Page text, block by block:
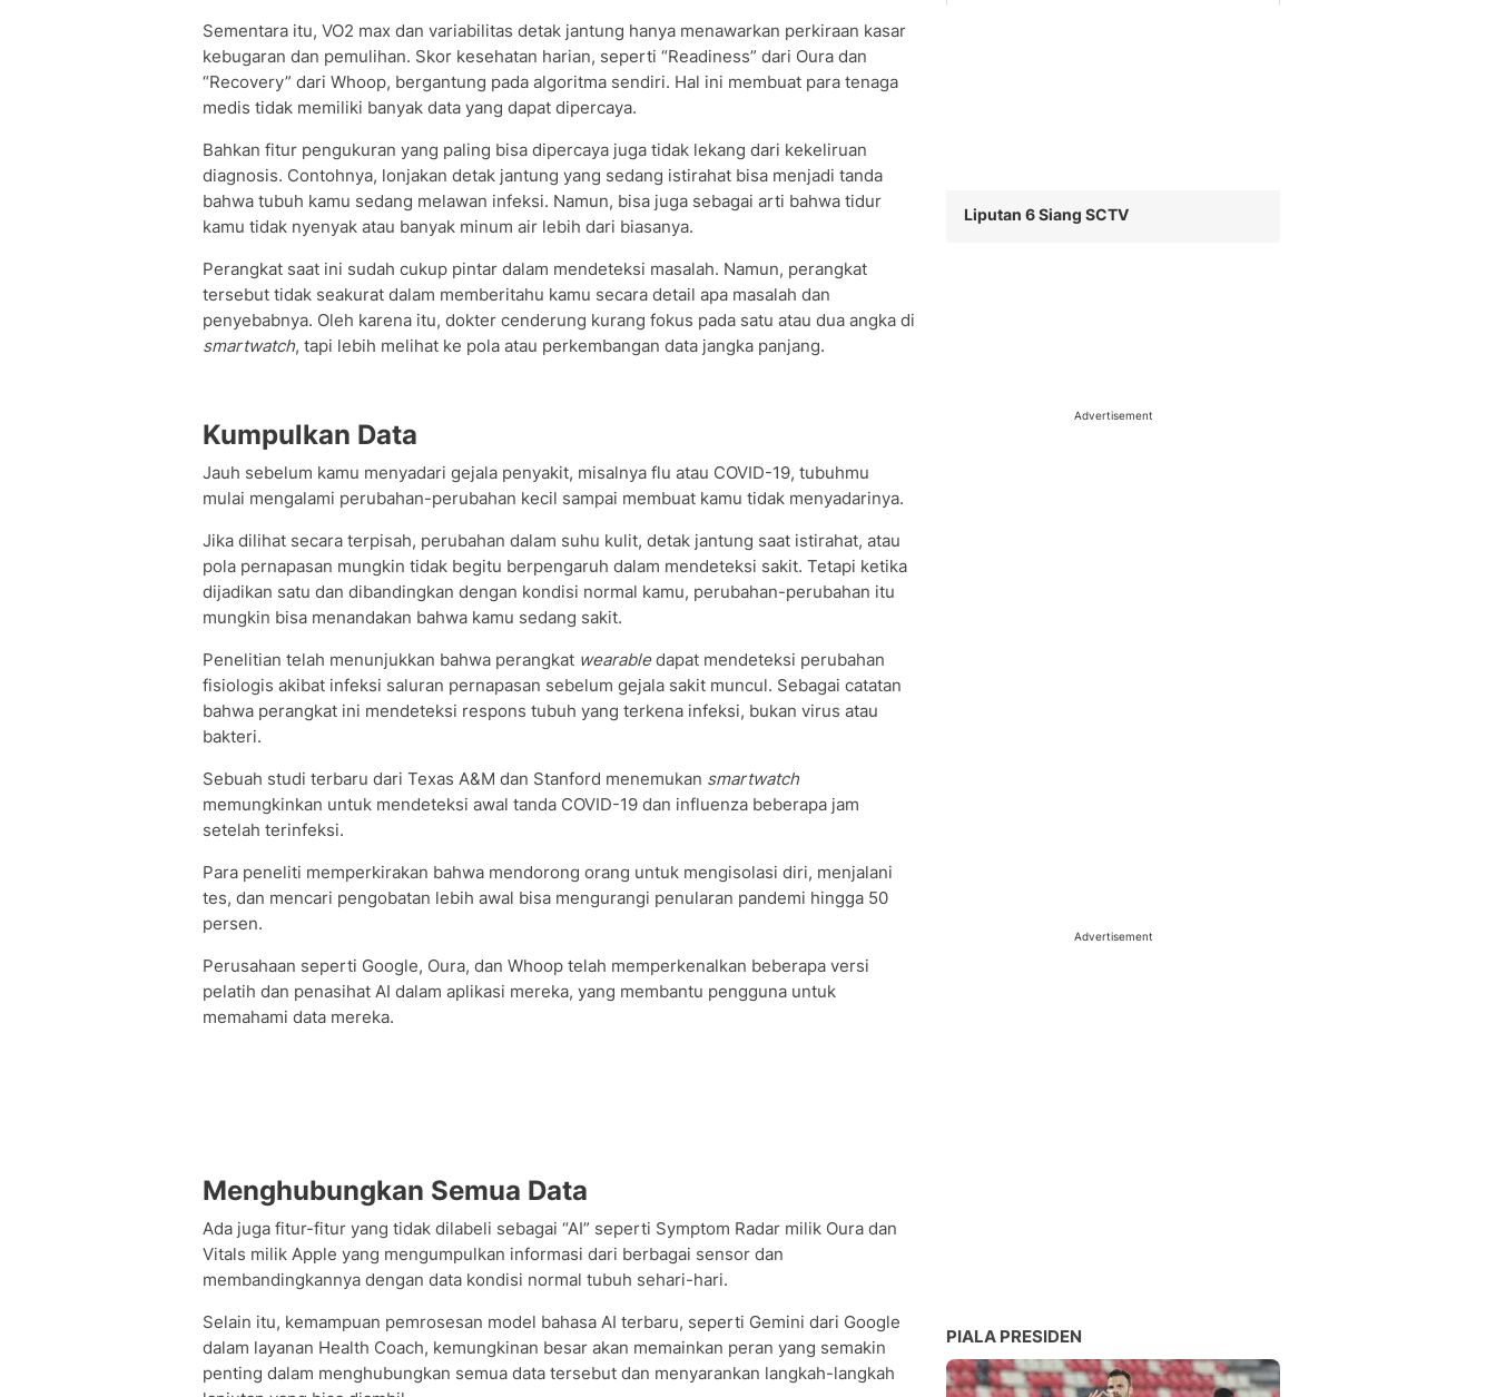
Sementara itu, VO2 max dan variabilitas detak jantung hanya menawarkan perkiraan kasar
kebugaran dan pemulihan. Skor kesehatan harian, seperti “Readiness” dari Oura dan
“Recovery” dari Whoop, bergantung pada algoritma sendiri. Hal ini membuat para tenaga
medis tidak memiliki banyak data yang dapat dipercaya.
Bahkan fitur pengukuran yang paling bisa dipercaya juga tidak lekang dari kekeliruan
diagnosis. Contohnya, lonjakan detak jantung yang sedang istirahat bisa menjadi tanda
bahwa tubuh kamu sedang melawan infeksi. Namun, bisa juga sebagai arti bahwa tidur
kamu tidak nyenyak atau banyak minum air lebih dari biasanya.
Perangkat saat ini sudah cukup pintar dalam mendeteksi masalah. Namun, perangkat
tersebut tidak seakurat dalam memberitahu kamu secara detail apa masalah dan
penyebabnya. Oleh karena itu, dokter cenderung kurang fokus pada satu atau dua angka di
smartwatch, tapi lebih melihat ke pola atau perkembangan data jangka panjang.
Kumpulkan Data
Jauh sebelum kamu menyadari gejala penyakit, misalnya flu atau COVID-19, tubuhmu
mulai mengalami perubahan-perubahan kecil sampai membuat kamu tidak menyadarinya.
Jika dilihat secara terpisah, perubahan dalam suhu kulit, detak jantung saat istirahat, atau
pola pernapasan mungkin tidak begitu berpengaruh dalam mendeteksi sakit. Tetapi ketika
dijadikan satu dan dibandingkan dengan kondisi normal kamu, perubahan-perubahan itu
mungkin bisa menandakan bahwa kamu sedang sakit.
Penelitian telah menunjukkan bahwa perangkat wearabledapat mendeteksi perubahan
fisiologis akibat infeksi saluran pernapasan sebelum gejala sakit muncul. Sebagai catatan
bahwa perangkat ini mendeteksi respons tubuh yang terkena infeksi, bukan virus atau
bakteri.
Sebuah studi terbaru dari Texas A&M dan Stanford menemukan smartwatch
memungkinkan untuk mendeteksi awal tanda COVID-19 dan influenza beberapa jam
setelah terinfeksi.
Para peneliti memperkirakan bahwa mendorong orang untuk mengisolasi diri, menjalani
tes, dan mencari pengobatan lebih awal bisa mengurangi penularan pandemi hingga 50
persen.
Perusahaan seperti Google, Oura, dan Whoop telah memperkenalkan beberapa versi
pelatih dan penasihat AI dalam aplikasi mereka, yang membantu pengguna untuk
memahami data mereka.
Menghubungkan Semua Data
Ada juga fitur-fitur yang tidak dilabeli sebagai “AI” seperti Symptom Radar milik Oura dan
Vitals milik Apple yang mengumpulkan informasi dari berbagai sensor dan
membandingkannya dengan data kondisi normal tubuh sehari-hari.
Selain itu, kemampuan pemrosesan model bahasa AI terbaru, seperti Gemini dari Google
dalam layanan Health Coach, kemungkinan besar akan memainkan peran yang semakin
penting dalam menghubungkan semua data tersebut dan menyarankan langkah-langkah
Liputan 6 Siang SCTV
Advertisement
Advertisement
PIALA PRESIDEN